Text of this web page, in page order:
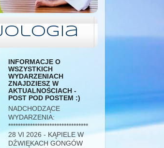
INFORMACJE O
WSZYSTKICH
WYDARZENIACH
ZNAJDZIESZ W
AKTUALNOŚCIACH -
POST POD POSTEM :)
NADCHODZĄCE
WYDARZENIA:
*********************************
28 VI 2026 - KĄPIELE W
DŹWIĘKACH GONGÓW